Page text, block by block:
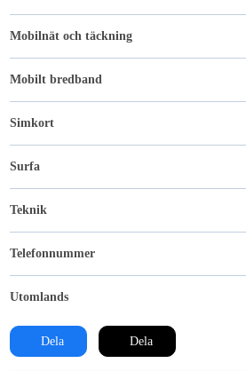
Mobilnät och täckning
Mobilt bredband
Simkort
Surfa
Teknik
Telefonnummer
Utomlands
Dela Dela